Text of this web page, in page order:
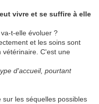
vivre et se suffire à elle
t-elle évoluer ?
et les soins sont
vétérinaire. C'est une
d'accueil, pourtant
les séquelles possibles